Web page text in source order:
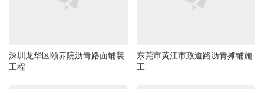
深圳龙华区颐养院沥青路面铺装
工程
东莞市黄江市政道路沥青摊铺施
工